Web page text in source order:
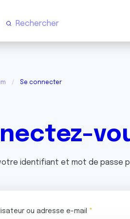
Se connecter
identifiant et mot de passe
ou adresse e-mail